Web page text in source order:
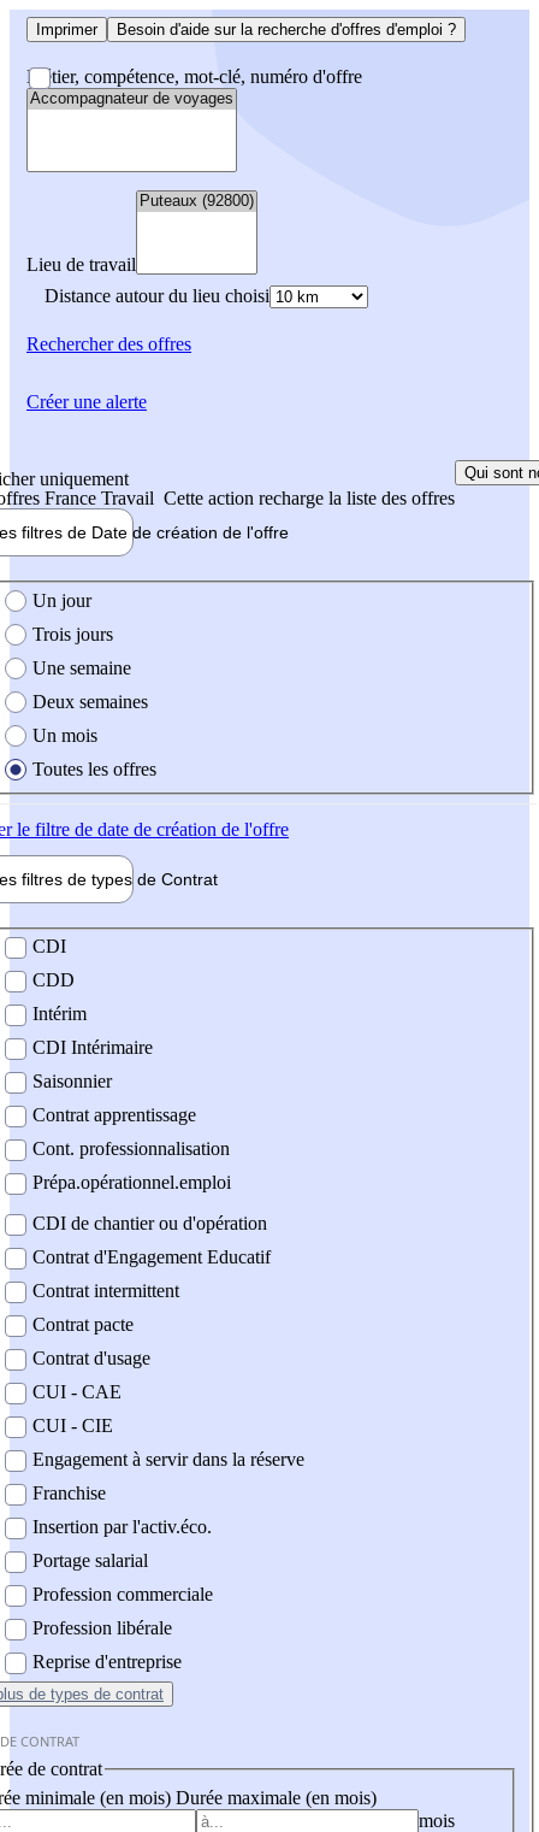
Imprimer Besoin d'aide sur la recherche d'offres d'emploi ?
Métier, compétence, mot-clé, numéro d'offre
Lieu de travail
Distance autour du lieu choisi
Rechercherdes offres
uniquement
France Travail Cette action recharge la liste des offres
Qui sont
filtres de Date de création de l'offre
création de l'offre
Un jour
Trois jours
Une semaine
Deux semaines
Un mois
Toutes les offres
le filtre de date de création de l'offre
filtres de types de Contrat
contrat
CDI
CDD
Intérim
CDI Intérimaire
Saisonnier
Contrat apprentissage
Cont. professionnalisation
Prépa.opérationnel.emploi
CDI de chantier ou d'opération
Contrat d'Engagement Educatif
Contrat intermittent
Contrat pacte
Contrat d'usage
CUI - CAE
CUI - CIE
Engagement à servir dans la réserve
Franchise
Insertion par l'activ.éco.
Portage salarial
Profession commerciale
Profession libérale
Reprise d'entreprise
de types de contrat
CONTRAT
de contrat
minimale (en mois) Durée maximale (en mois)
mois
Créer une alerte